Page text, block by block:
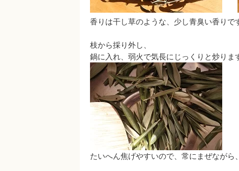
香りは干し草のような、少し青臭い香りで
枝から採り外し、
鍋に入れ、弱火で気長にじっくりと炒りま
たいへん焦げやすいので、常にまぜながら